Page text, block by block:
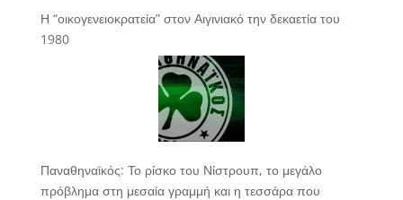
Η “οικογενειοκρατεία” στον Αιγινιακό την δεκαετία του
1980
Παναθηναϊκός: Το ρίσκο του Νίστρουπ, το μεγάλο
πρόβλημα στη μεσαία γραμμή και η τεσσάρα που